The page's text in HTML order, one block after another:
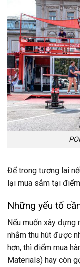
Để trong tương lai
lại mua sắm tại
Những yếu tố
Nếu muốn xây dựng
nhằm thu hút được
hơn, thì điểm mua
Materials) hay còn